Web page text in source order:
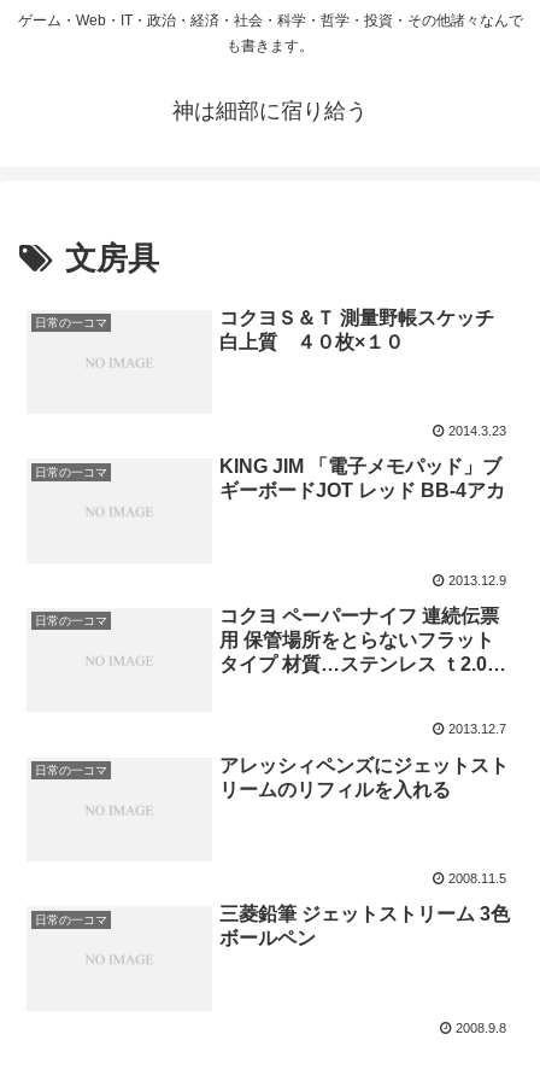
ゲーム・Web・IT・政治・経済・社会・科学・哲学・投資・その他諸々なんで
も書きます。
神は細部に宿り給う
文房具
日常の一コマ
コクヨＳ＆Ｔ 測量野帳スケッチ
白上質 ４０枚×１０
2014.3.23
日常の一コマ
KING JIM 「電子メモパッド」ブ
ギーボードJOT レッド BB-4アカ
2013.12.9
日常の一コマ
コクヨ ペーパーナイフ 連続伝票
用 保管場所をとらないフラット
タイプ 材質…ステンレス ｔ2.0ｍ
2013.12.7
日常の一コマ
アレッシィペンズにジェットスト
リームのリフィルを入れる
2008.11.5
日常の一コマ
三菱鉛筆 ジェットストリーム 3色
ボールペン
2008.9.8